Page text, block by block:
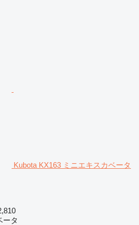
Kubota KX163 ミニエキスカベータ
ータ